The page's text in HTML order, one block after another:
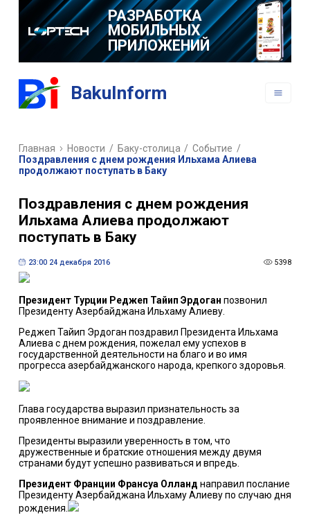
РАЗРАБОТКА
МОБИЛЬНЫХ
ПРИЛОЖЕНИЙ
BakuInform
Главная Новости / Баку-столица / Событие /
Поздравления с днем рождения Ильхама Алиева
продолжают поступать в Баку
Поздравления с днем рождения
Ильхама Алиева продолжают
поступать в Баку
23:00 24 декабря 2016 5398
Президент Турции Реджеп Тайип Эрдоган позвонил
Президенту Азербайджана Ильхаму Алиеву.
Реджеп Тайип Эрдоган поздравил Президента Ильхама
Алиева с днем рождения, пожелал ему успехов в
государственной деятельности на благо и во имя
прогресса азербайджанского народа, крепкого здоровья.
Глава государства выразил признательность за
проявленное внимание и поздравление.
Президенты выразили уверенность в том, что
дружественные и братские отношения между двумя
странами будут успешно развиваться и впредь.
Президент Франции Франсуа Олланд направил послание
Президенту Азербайджана Ильхаму Алиеву по случаю дня
рождения.